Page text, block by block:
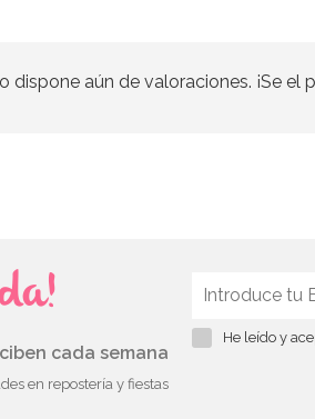
dispone aún de valoraciones. ¡Se el
cada semana
en repostería y fiestas
He leído y